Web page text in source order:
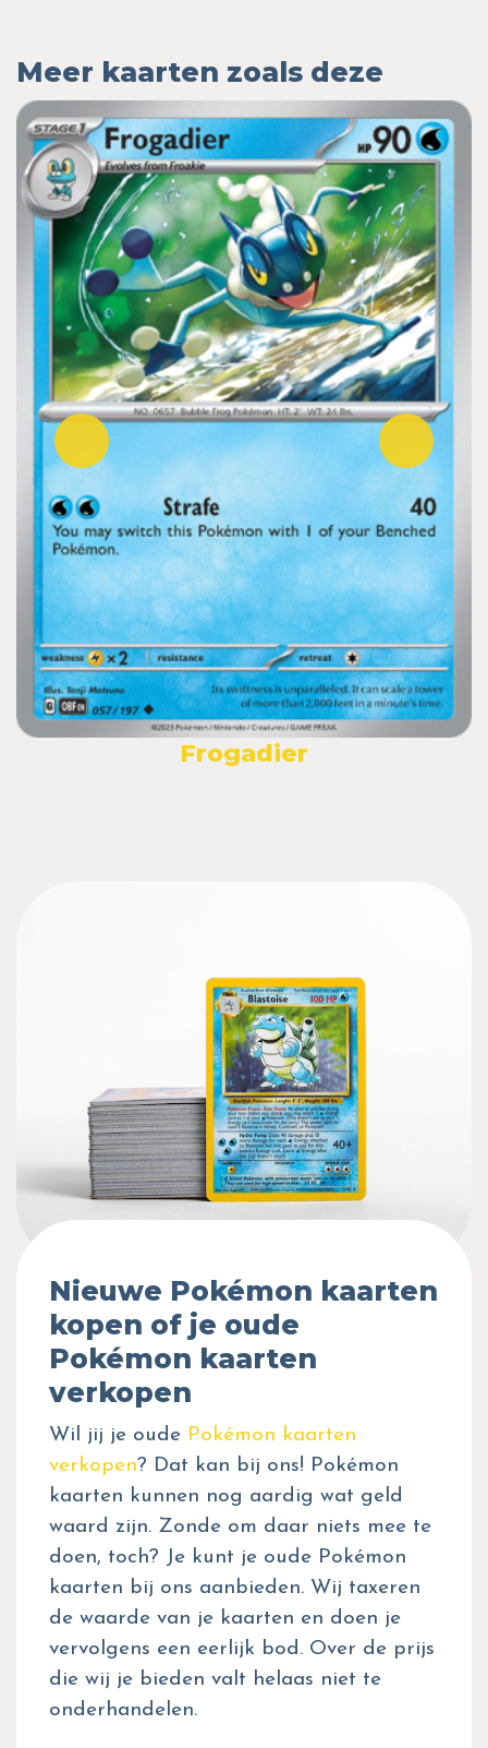
Meer kaarten zoals deze
Frogadier
Nieuwe Pokémon kaarten
kopen of je oude
Pokémon kaarten
verkopen
Wil jij je oude Pokémon kaarten
verkopen? Dat kan bij ons! Pokémon
kaarten kunnen nog aardig wat geld
waard zijn. Zonde om daar niets mee te
doen, toch? Je kunt je oude Pokémon
kaarten bij ons aanbieden. Wij taxeren
de waarde van je kaarten en doen je
vervolgens een eerlijk bod. Over de prijs
die wij je bieden valt helaas niet te
onderhandelen.